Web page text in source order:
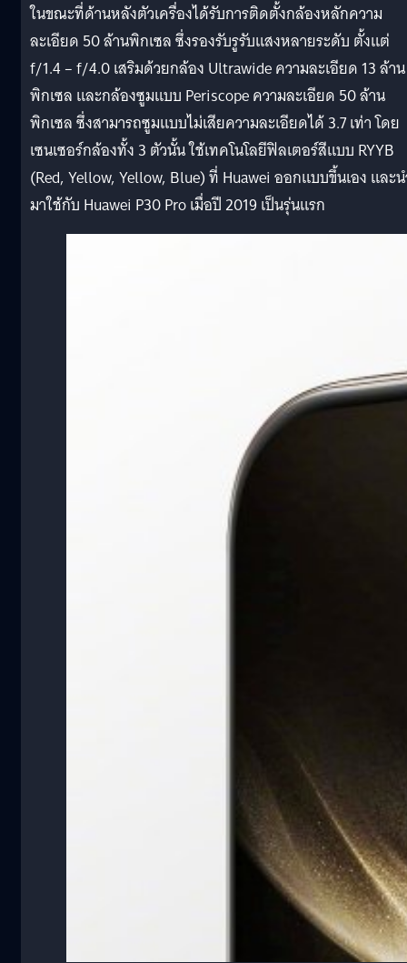
ในขณะที่ด้านหลังตัวเครื่องได้รับการติดตั้งกล้องหลักความ
ละเอียด 50 ล้านพิกเซล ซึ่งรองรับรูรับแสงหลายระดับ ตั้งแต่
f/1.4 – f/4.0 เสริมด้วยกล้อง Ultrawide ความละเอียด 13 ล้าน
พิกเซล และกล้องซูมแบบ Periscope ความละเอียด 50 ล้าน
พิกเซล ซึ่งสามารถซูมแบบไม่เสียความละเอียดได้ 3.7 เท่า โดย
เซนเซอร์กล้องทั้ง 3 ตัวนั้น ใช้เทคโนโลยีฟิลเตอร์สีแบบ RYYB
(Red, Yellow, Yellow, Blue) ที่ Huawei ออกแบบขึ้นเอง และ
มาใช้กับ Huawei P30 Pro เมื่อปี 2019 เป็นรุ่นแรก